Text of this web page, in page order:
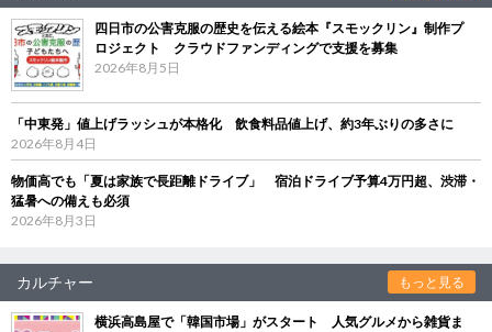
四日市の公害克服の歴史を伝える絵本『スモックリン』制作プ
ロジェクト クラウドファンディングで支援を募集
2026年8月5日
「中東発」値上げラッシュが本格化 飲食料品値上げ、約3年ぶりの多さに
2026年8月4日
物価高でも「夏は家族で長距離ドライブ」 宿泊ドライブ予算4万円超、渋滞・
猛暑への備えも必須
2026年8月3日
カルチャー もっと見る
横浜高島屋で「韓国市場」がスタート 人気グルメから雑貨ま